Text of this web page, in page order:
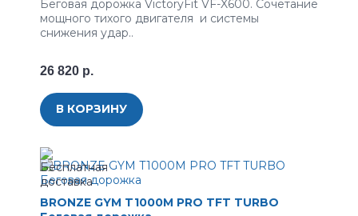
Беговая дорожка VictoryFit VF-X600. Сочетание
мощного тихого двигателя и системы
снижения удар..
26 820 р.
В КОРЗИНУ
BRONZE GYM T1000M PRO TFT TURBO